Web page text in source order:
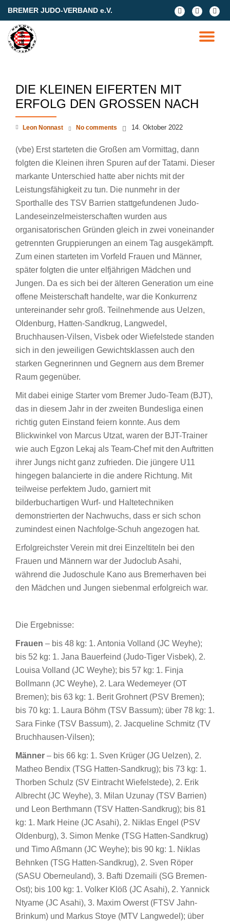
content
BREMER JUDO-VERBAND e.V.
fa-
facebook
fa-
facebook
fa-
google-
plus-
square
DIE KLEINEN EIFERTEN MIT
ERFOLG DEN GROSSEN NACH
Leon Nonnast 14. Oktober 2022
No comments
(vbe) Erst starteten die Großen am Vormittag, dann
folgten die Kleinen ihren Spuren auf der Tatami. Dieser
markante Unterschied hatte aber nichts mit der
Leistungsfähigkeit zu tun. Die nunmehr in der
Sporthalle des TSV Barrien stattgefundenen Judo-
Landeseinzelmeisterschaften wurden aus
organisatorischen Gründen gleich in zwei voneinander
getrennten Gruppierungen an einem Tag ausgekämpft.
Zum einen starteten im Vorfeld Frauen und Männer,
später folgten die unter elfjährigen Mädchen und
Jungen. Da es sich bei der älteren Generation um eine
offene Meisterschaft handelte, war die Konkurrenz
untereinander sehr groß. Teilnehmende aus Uelzen,
Oldenburg, Hatten-Sandkrug, Langwedel,
Bruchhausen-Vilsen, Visbek oder Wiefelstede standen
sich in den jeweiligen Gewichtsklassen auch den
starken Gegnerinnen und Gegnern aus dem Bremer
Raum gegenüber.
Mit dabei einige Starter vom Bremer Judo-Team (BJT),
das in diesem Jahr in der zweiten Bundesliga einen
richtig guten Einstand feiern konnte. Aus dem
Blickwinkel von Marcus Utzat, waren der BJT-Trainer
wie auch Egzon Lekaj als Team-Chef mit den Auftritten
ihrer Jungs nicht ganz zufrieden. Die jüngere U11
hingegen balancierte in die andere Richtung. Mit
teilweise perfektem Judo, garniert mit
bilderbuchartigen Wurf- und Haltetechniken
demonstrierten der Nachwuchs, dass er sich schon
zumindest einen Nachfolge-Schuh angezogen hat.
Erfolgreichster Verein mit drei Einzeltiteln bei den
Frauen und Männern war der Judoclub Asahi,
während die Judoschule Kano aus Bremerhaven bei
den Mädchen und Jungen siebenmal erfolgreich war.
Die Ergebnisse:
Frauen – bis 48 kg: 1. Antonia Volland (JC Weyhe);
bis 52 kg: 1. Jana Bauerfeind (Judo-Tiger Visbek), 2.
Louisa Volland (JC Weyhe); bis 57 kg: 1. Finja
Bollmann (JC Weyhe), 2. Lara Wedemeyer (OT
Bremen); bis 63 kg: 1. Berit Grohnert (PSV Bremen);
bis 70 kg: 1. Laura Böhm (TSV Bassum); über 78 kg: 1.
Sara Finke (TSV Bassum), 2. Jacqueline Schmitz (TV
Bruchhausen-Vilsen);
Männer – bis 66 kg: 1. Sven Krüger (JG Uelzen), 2.
Matheo Bendix (TSG Hatten-Sandkrug); bis 73 kg: 1.
Thorben Schulz (SV Eintracht Wiefelstede), 2. Erik
Albrecht (JC Weyhe), 3. Milan Uzunay (TSV Barrien)
und Leon Berthmann (TSV Hatten-Sandkrug); bis 81
kg: 1. Mark Heine (JC Asahi), 2. Niklas Engel (PSV
Oldenburg), 3. Simon Menke (TSG Hatten-Sandkrug)
und Timo Aßmann (JC Weyhe); bis 90 kg: 1. Niklas
Behnken (TSG Hatten-Sandkrug), 2. Sven Röper
(SASU Oberneuland), 3. Bafti Dzemaili (SG Bremen-
Ost); bis 100 kg: 1. Volker Klöß (JC Asahi), 2. Yannick
Ntyame (JC Asahi), 3. Maxim Owerst (FTSV Jahn-
Brinkum) und Markus Stoye (MTV Langwedel); über